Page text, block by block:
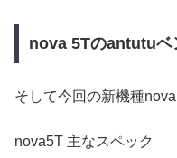
nova 5Tのantutuベ
そして今回の新機種
nova5T 主なスペック